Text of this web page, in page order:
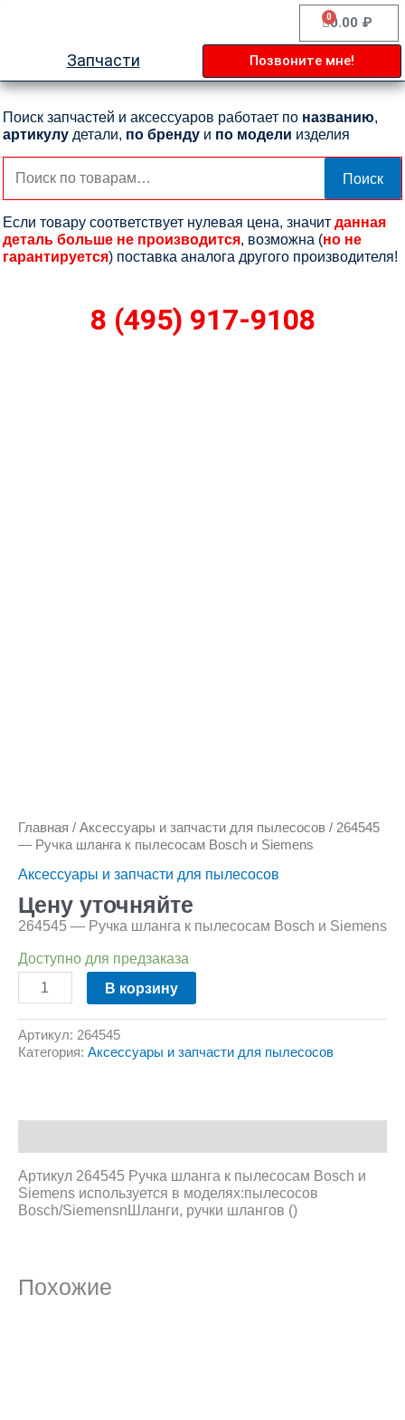
0.00 ₽
0
Cart
Запчасти Позвоните мне!
Поиск запчастей и аксессуаров работает по названию,
артикулу детали, по бренду и по модели изделия
Искать:
Поиск
Если товару соответствует нулевая цена, значит данная
деталь больше не производится, возможна (но не
гарантируется) поставка аналога другого производителя!
8 (495) 917-9108
Главная / Аксессуары и запчасти для пылесосов / 264545
— Ручка шланга к пылесосам Bosch и Siemens
Аксессуары и запчасти для пылесосов
Цену уточняйте
264545 — Ручка шланга к пылесосам Bosch и Siemens
Доступно для предзаказа
В корзину
Артикул: 264545
Категория: Аксессуары и запчасти для пылесосов
Артикул 264545 Ручка шланга к пылесосам Bosch и
Siemens используется в моделях:пылесосов
Bosch/SiemensnШланги, ручки шлангов ()
Похожие